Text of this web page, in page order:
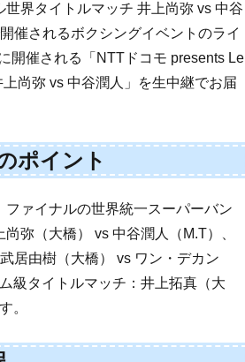
界タイトルマッチ 井上尚弥 vs 中谷
催されるボクシングイベントのライ
開催される「NTTドコモ presents Le
尚弥 vs 中谷潤人」を生中継でお届
ポイント
ァイナルの世界統一スーパーバン
弥（大橋） vs 中谷潤人（M.T）、
居由樹（大橋） vs ワン・デカン
級タイトルマッチ：井上拓真（大
。